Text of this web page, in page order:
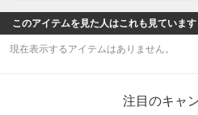
このアイテムを見た人はこれも見ています
現在表示するアイテムはありません。
注目のキャ